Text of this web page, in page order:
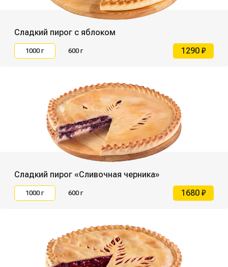
Сладкий пирог с яблоком
1000 г 600 г 1290 ₽
Сладкий пирог «Сливочная черника»
1000 г 600 г 1680 ₽